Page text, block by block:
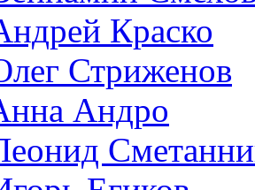
Краско
Стриженов
Андро